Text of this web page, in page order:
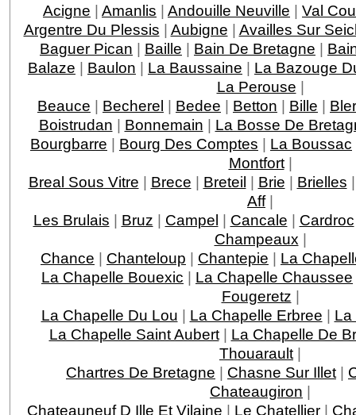
Acigne | Amanlis | Andouille Neuville | Val
Argentre Du Plessis | Aubigne | Availles Sur
Baguer Pican | Baille | Bain De Bretagne |
Balaze | Baulon | La Baussaine | La Bazouge
La Perouse |
Beauce | Becherel | Bedee | Betton | Bille |
Boistrudan | Bonnemain | La Bosse De
Bourgbarre | Bourg Des Comptes | La Boussac
Montfort|
Breal Sous Vitre | Brece | Breteil | Brie | Brielles
Aff|
Les Brulais | Bruz | Campel | Cancale | Cardroc
Champeaux |
Chance | Chanteloup | Chantepie | La
La Chapelle Bouexic | La Chapelle Chaussee
Fougeretz |
La Chapelle Du Lou | La Chapelle Erbree | La
La Chapelle Saint Aubert| La Chapelle De
Thouarault |
Chartres De Bretagne | Chasne Sur Illet |
Chateaugiron |
Chateauneuf D Ille Et Vilaine | Le Chatellier|